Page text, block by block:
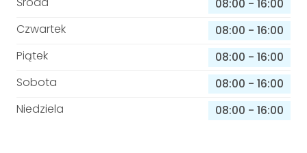
08:00 - 16:00
Czwartek
08:00 - 16:00
Piątek
08:00 - 16:00
Sobota
08:00 - 16:00
Niedziela
08:00 - 16:00